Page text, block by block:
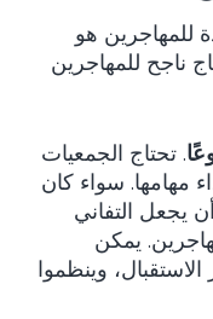
للمهاجرين هو
ناجح للمهاجرين
. تحتاج الجمعيات
مهامها. سواء كان
يجعل التفاني
يمكن
وينظموا